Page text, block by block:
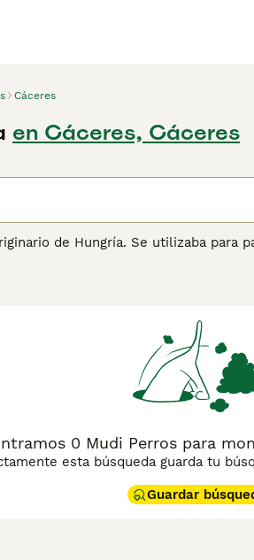
Cáceres
en Cáceres, Cáceres
de Hungría. Se utilizaba para
dueños activos y, en la actualidad,
0 Mudi Perros para
esta búsqueda guarda tu
Guardar